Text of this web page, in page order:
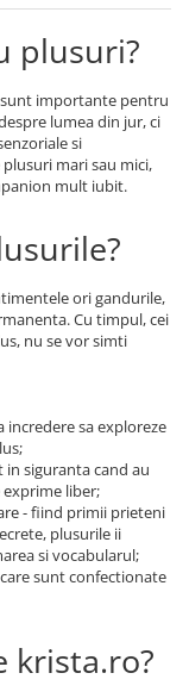
plusuri?
importante pentru
lumea din jur, ci
si
mari sau mici,
mult iubit.
ori gandurile,
Cu timpul, cei
nu se vor simti
incredere sa exploreze
siguranta cand au
liber;
- fiind primii prieteni
plusurile ii
si vocabularul;
sunt confectionate
krista.ro?